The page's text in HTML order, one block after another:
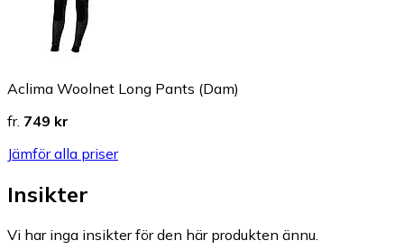
Aclima Woolnet Long Pants (Dam)
fr. 749 kr
Jämför alla priser
Insikter
Vi har inga insikter för den här produkten ännu.